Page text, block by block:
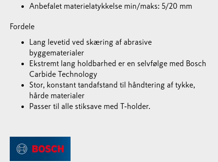
Anbefalet materielatykkelse min/maks: 5/20 mm
Fordele
Lang levetid ved skæring af abrasive
byggematerialer
Ekstremt lang holdbarhed er en selvfølge med Bosch
Carbide Technology
Stor, konstant tandafstand til håndtering af tykke,
hårde materialer
Passer til alle stiksave med T-holder.